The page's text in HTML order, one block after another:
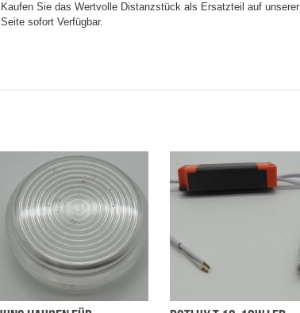
Kaufen Sie das Wertvolle Distanzstück als Ersatzteil auf unserer
Seite sofort Verfügbar.